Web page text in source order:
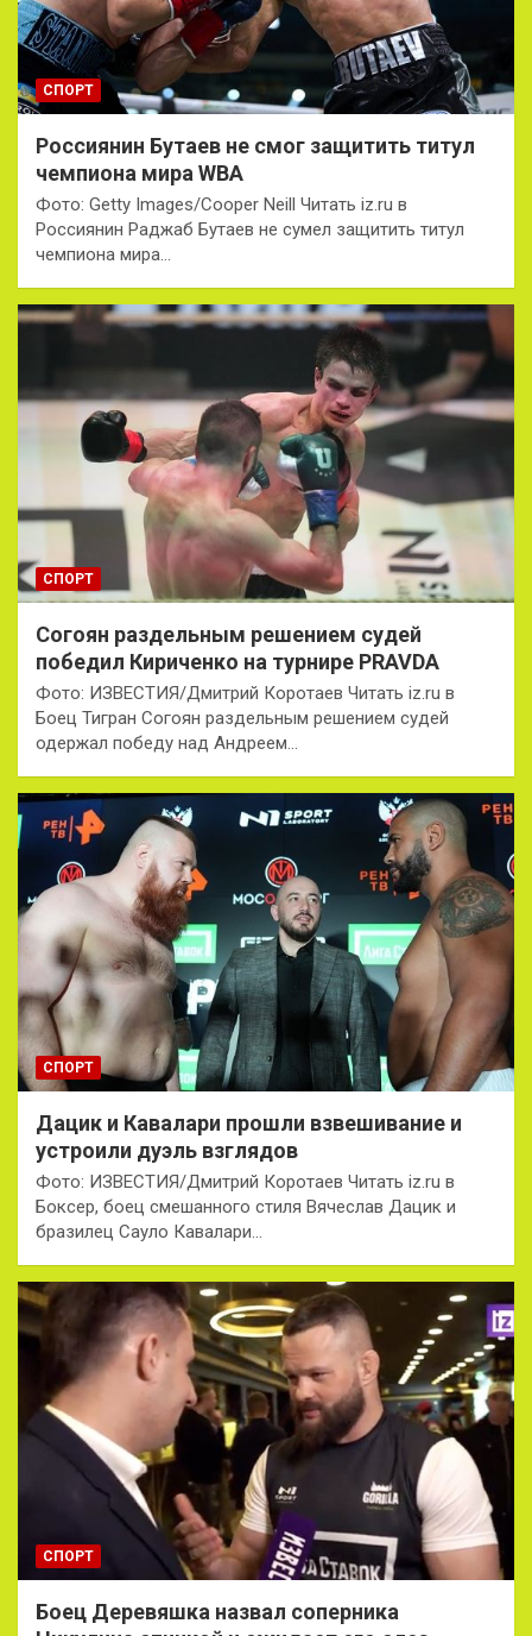
СПОРТ
Россиянин Бутаев не смог защитить титул
чемпиона мира WBA
Фото: Getty Images/Cooper Neill Читать iz.ru в
Россиянин Раджаб Бутаев не сумел защитить титул
чемпиона мира…
СПОРТ
Согоян раздельным решением судей
победил Кириченко на турнире PRAVDA
Фото: ИЗВЕСТИЯ/Дмитрий Коротаев Читать iz.ru в
Боец Тигран Согоян раздельным решением судей
одержал победу над Андреем…
СПОРТ
Дацик и Кавалари прошли взвешивание и
устроили дуэль взглядов
Фото: ИЗВЕСТИЯ/Дмитрий Коротаев Читать iz.ru в
Боксер, боец смешанного стиля Вячеслав Дацик и
бразилец Сауло Кавалари…
СПОРТ
Боец Деревяшка назвал соперника